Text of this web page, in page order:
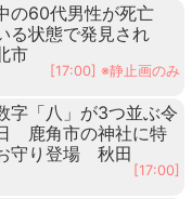
の60代男性が死亡
る状態で発見され
市
[17:00] ※静止画のみ
字「八」が3つ並ぶ令
鹿角市の神社に特
守り登場 秋田
[17:00]